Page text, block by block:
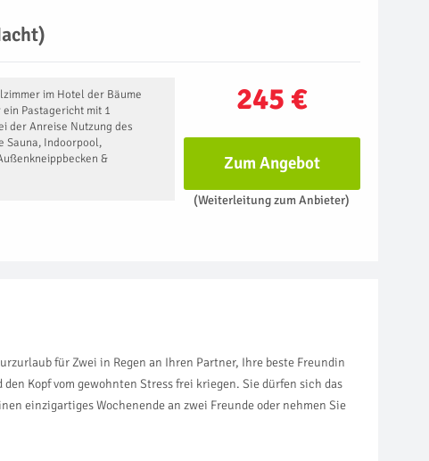
245 €
im Hotel der Bäume
ein Pastagericht mit 1
der Anreise Nutzung des
Sauna, Indoorpool,
&
Zum Angebot
(Weiterleitung zum Anbieter)
für Zwei in Regen an Ihren Partner, Ihre beste Freundin
Kopf vom gewohnten Stress frei kriegen. Sie dürfen sich das
einzigartiges Wochenende an zwei Freunde oder nehmen Sie